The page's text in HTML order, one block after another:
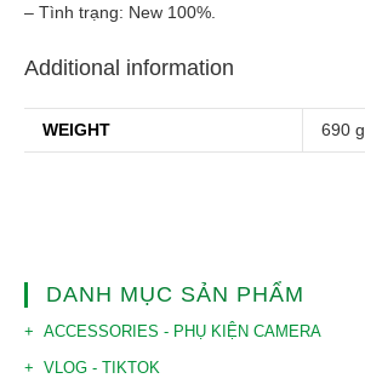
– Tình trạng: New 100%.
Additional information
WEIGHT 690 g
DANH MỤC SẢN PHẨM
ACCESSORIES - PHỤ KIỆN CAMERA
VLOG - TIKTOK